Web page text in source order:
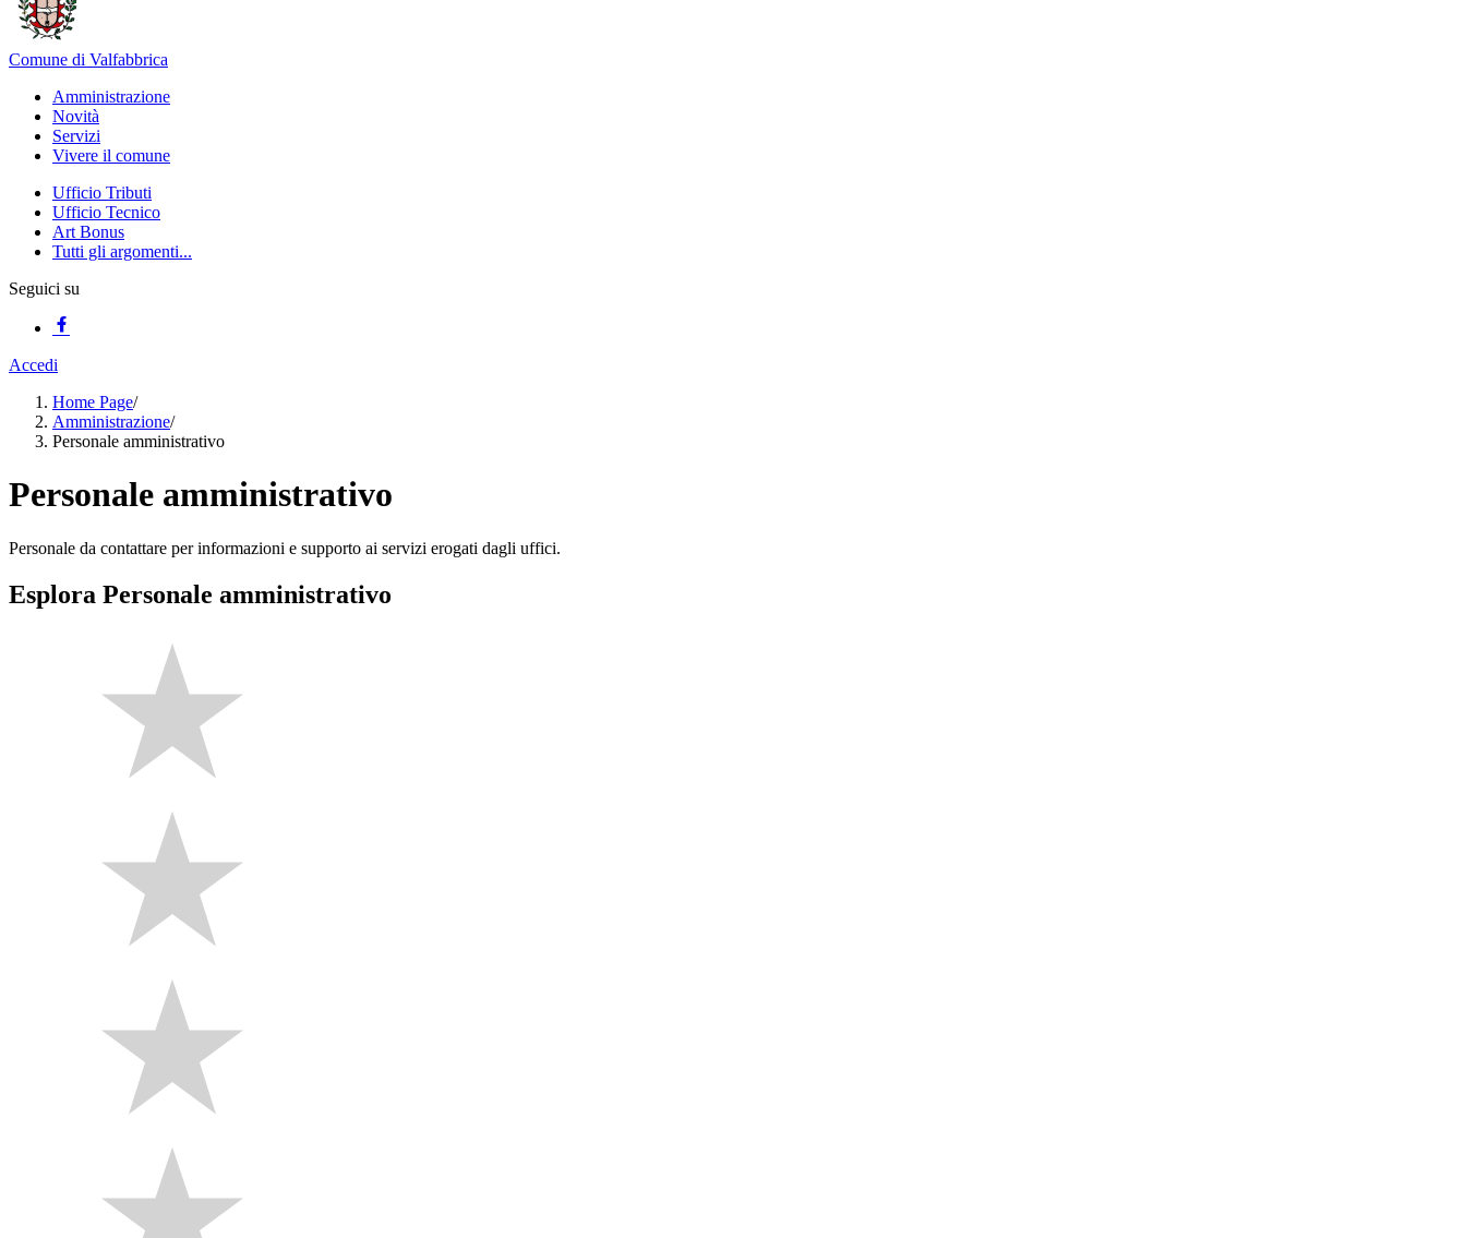
Comune di Valfabbrica
Amministrazione
Novità
Servizi
Vivere il comune
Ufficio Tributi
Ufficio Tecnico
Art Bonus
Tutti gli argomenti...
Seguici su
Accedi
Home Page/
Amministrazione/
Personale amministrativo
Personale amministrativo
Personale da contattare per informazioni e supporto ai servizi erogati dagli uffici.
Esplora Personale amministrativo